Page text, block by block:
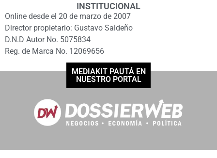
INSTITUCIONAL
Online desde el 20 de marzo de 2007
Director propietario: Gustavo Saldeño
D.N.D Autor No. 5075834
Reg. de Marca No. 12069656
MEDIAKIT PAUTÁ EN
NUESTRO PORTAL